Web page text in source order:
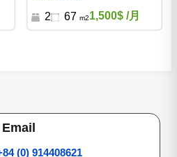
2 67 m21,500$ /月
(0) 914408621